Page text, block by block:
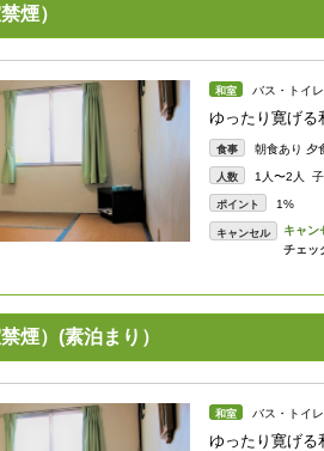
煙）
和室 バス・トイ
ゆったり寛げる
食事 朝食あり 夕
人数 1人〜2人 子
ポイント 1%
キャンセル
煙）(素泊まり）
和室 バス・トイ
ゆったり寛げる